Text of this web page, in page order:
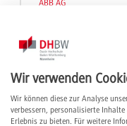
ABB AG
BorgWarner Turbo
der Bundeswehr
Daimler Buses GmbH
Daimler Truck AG
Wir verwenden
Wir können diese zur Analyse
verbessern, personalisierte
Erlebnis zu bieten. Für weitere